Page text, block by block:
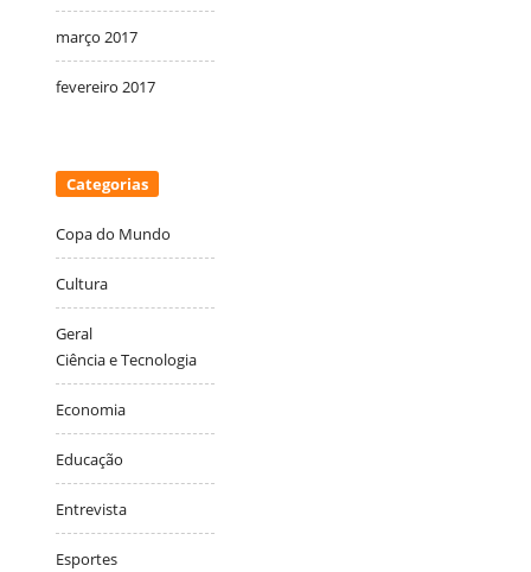
março 2017
fevereiro 2017
Categorias
Copa do Mundo
Cultura
Geral
Ciência e Tecnologia
Economia
Educação
Entrevista
Esportes